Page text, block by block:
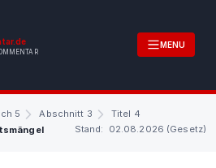
MENU
5 Abschnitt 3
Titel 4
Stand: 02.08.2026 (Gesetz)